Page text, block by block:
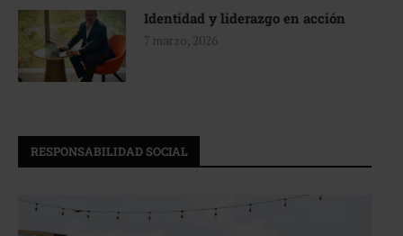
Identidad y liderazgo en acción
7 marzo, 2026
RESPONSABILIDAD SOCIAL